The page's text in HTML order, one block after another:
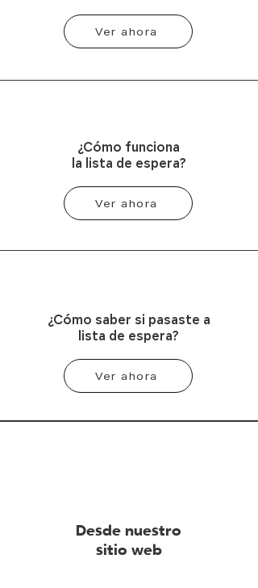
Ver ahora
¿Cómo funciona
la lista de espera?
Ver ahora
¿Cómo saber si pasaste a
lista de espera?
Ver ahora
Desde nuestro
sitio web